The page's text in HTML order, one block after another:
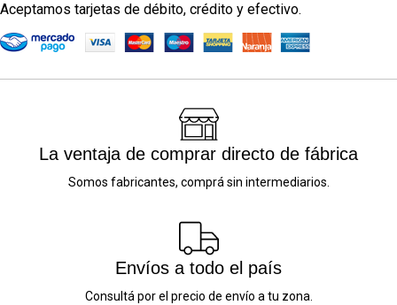
Aceptamos tarjetas de débito, crédito y efectivo.
La ventaja de comprar directo de fábrica
Somos fabricantes, comprá sin intermediarios.
Envíos a todo el país
Consultá por el precio de envío a tu zona.